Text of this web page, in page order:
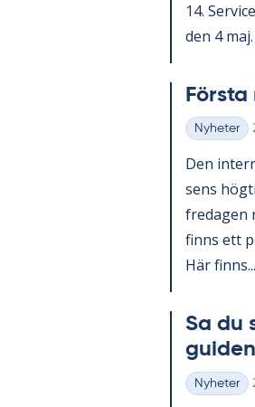
14.
den 4
Kategorier
Nyheter
Den
sens
fre­da­gen
fin­ns ett
Här fin­ns...
Sa du
Kategorier
Nyheter